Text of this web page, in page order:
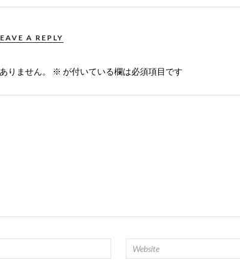
A REPLY
りません。 ※ が付いている欄は必須項目です